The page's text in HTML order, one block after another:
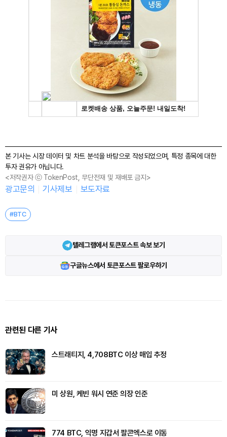
본 기사는 시장 데이터 및 차트 분석을 바탕으로 작성되었으며, 특정 종목에 대한
투자 권유가 아닙니다.
<저작권자 ⓒ TokenPost, 무단전재 및 재배포 금지>
광고문의 기사제보 보도자료
#BTC
텔레그램에서 토큰포스트 속보 보기
구글뉴스에서 토큰포스트 팔로우하기
관련된 다른 기사
스트래티지, 4,708BTC 이상 매입 추정
미 상원, 케빈 워시 연준 의장 인준
774 BTC, 익명 지갑서 팔콘엑스로 이동